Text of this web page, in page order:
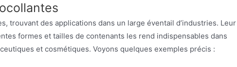
trouvant des applications dans un large éventail d’industries. Leur
formes et tailles de contenants les rend indispensables dans
et cosmétiques. Voyons quelques exemples précis :